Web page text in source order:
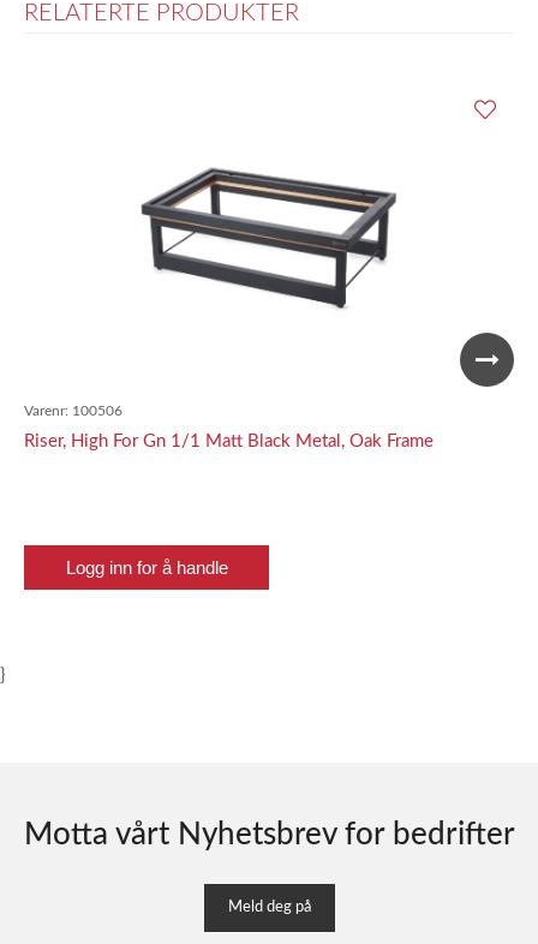
RELATERTE PRODUKTER
Varenr: 100506
Riser, High For Gn 1/1 Matt Black Metal, Oak Frame
Logg inn for å handle
}
Motta vårt Nyhetsbrev for bedrifter
Meld deg på